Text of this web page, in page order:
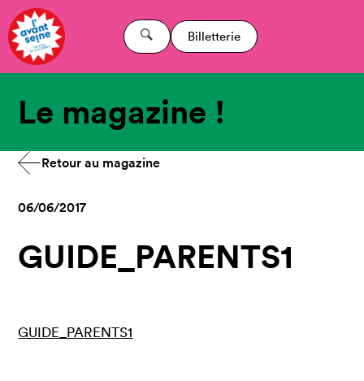
Billetterie
Le magazine !
Retour au magazine
06/06/2017
GUIDE_PARENTS1
GUIDE_PARENTS1